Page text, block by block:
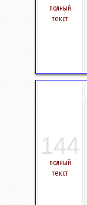
полный
текст
144
полный
текст